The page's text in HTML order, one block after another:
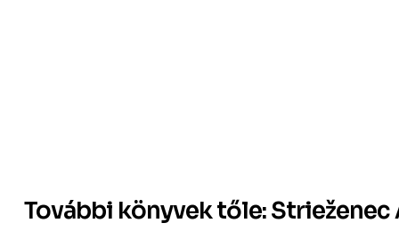
További könyvek tőle: Strieženec